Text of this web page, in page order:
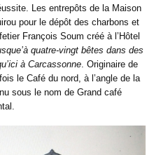
Les entrepôts de la Maison
pour le dépôt des charbons et
François Soum créé à l’Hôtel
quatre-vingt bêtes dans des
à Carcassonne. Originaire de
le Café du nord, à l’angle de la
sous le nom de Grand café